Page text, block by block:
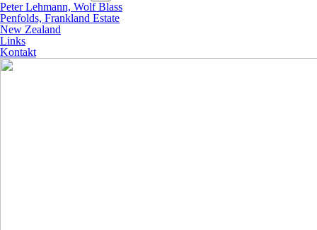
Peter Lehmann, Wolf Blass
Penfolds, Frankland Estate
New Zealand
Links
Kontakt